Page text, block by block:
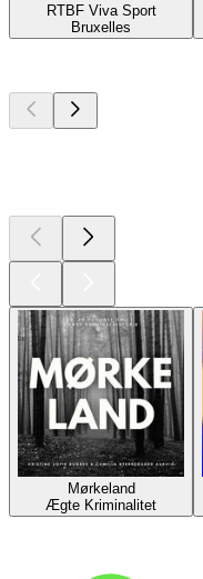
RTBF Viva Sport
Bruxelles
Mørkeland
Ægte Kriminalitet